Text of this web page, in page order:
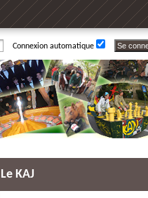
Connexion automatique
Le KAJ